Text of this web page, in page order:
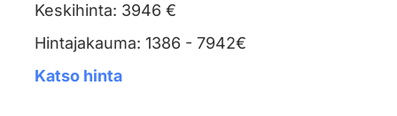
Keskihinta: 3946 €
Hintajakauma: 1386 - 7942€
Katso hinta